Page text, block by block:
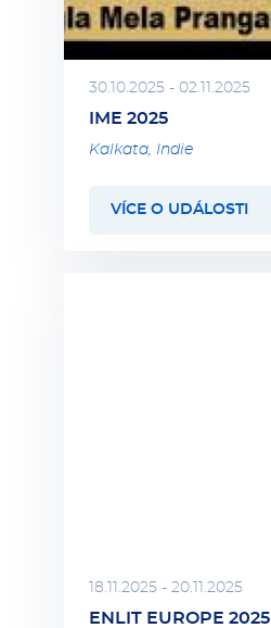
30.10.2025 - 02.11.2025
IME 2025
Kalkata, Indie
VÍCE O UDÁLOSTI
18.11.2025 - 20.11.2025
ENLIT EUROPE 2025